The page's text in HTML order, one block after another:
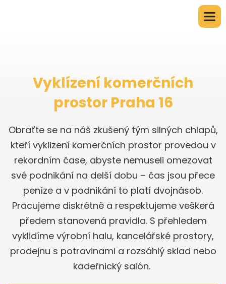
Vyklízení komerčních
prostor Praha 16
Obraťte se na náš zkušený tým silných chlapů,
kteří vyklizení komerčních prostor provedou v
rekordním čase, abyste nemuseli omezovat
své podnikání na delší dobu – čas jsou přece
peníze a v podnikání to platí dvojnásob.
Pracujeme diskrétně a respektujeme veškerá
předem stanovená pravidla. S přehledem
vyklidíme výrobní halu, kancelářské prostory,
prodejnu s potravinami a rozsáhlý sklad nebo
kadeřnický salón.